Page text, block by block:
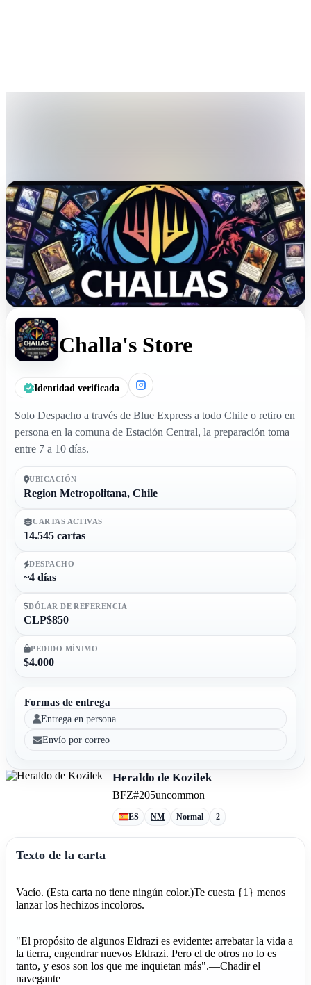
Challa's Store
Identidad verificada
Solo Despacho a través de Blue Express a todo Chile o retiro en
persona en la comuna de Estación Central, la preparación toma
entre 7 a 10 días.
UBICACIÓN
Region Metropolitana, Chile
CARTAS ACTIVAS
14.545 cartas
DESPACHO
~4 días
DÓLAR DE REFERENCIA
CLP$850
PEDIDO MÍNIMO
$4.000
Formas de entrega
Entrega en persona
Envío por correo
Heraldo de Kozilek
BFZ#205uncommon
ES NM Normal 2
Texto de la carta
Vacío. (Esta carta no tiene ningún color.)Te cuesta {1} menos
lanzar los hechizos incoloros.
"El propósito de algunos Eldrazi es evidente: arrebatar la vida a
la tierra, engendrar nuevos Eldrazi. Pero el de otros no lo es
tanto, y esos son los que me inquietan más".—Chadir el
navegante